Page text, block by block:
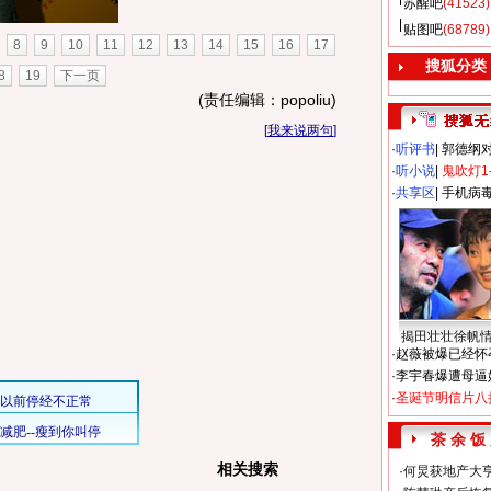
8 9 10 11 12 13 14 15 16
17
19 下一页
(责任编辑：popoliu)
[我来说两句]
相关搜索
苏醒吧(41523)
贴图吧(68789)
搜狐分类
·听评书 郭德纲
·听小说 鬼吹灯
·共享区 手机病
揭田壮壮徐帆
·赵薇被爆已经怀
·李宇春爆遭母逼
·圣诞节明信片八
茶 余 饭
·何炅获地产大